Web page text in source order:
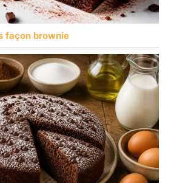
façon brownie